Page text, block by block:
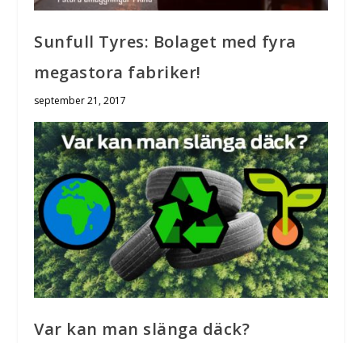
Sunfull Tyres: Bolaget med fyra
megastora fabriker!
september 21, 2017
Var kan man slänga däck?